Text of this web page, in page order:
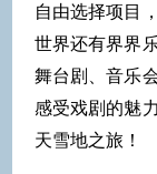
自由选择项目
世界还有界界
舞台剧、音乐
感受戏剧的魅
天雪地之旅！